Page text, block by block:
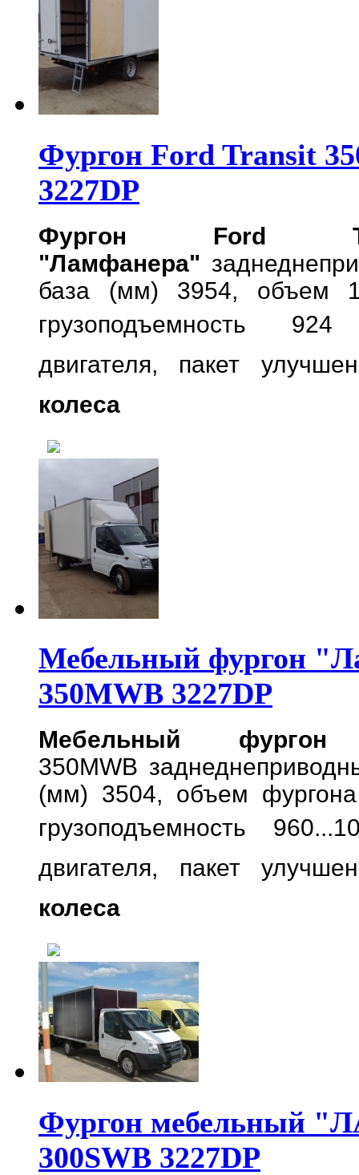
Фургон Ford Transit
3227DP
Фургон Ford
"Ламфанера"
база (мм) 3954, объем
грузоподъемность 924
двигателя, пакет
колеса
Мебельный фургон
350MWB 3227DP
Мебельный фургон
350MWB
(мм) 3504, объем
грузоподъемность
двигателя, пакет
колеса
Фургон мебельный
300SWB 3227DP